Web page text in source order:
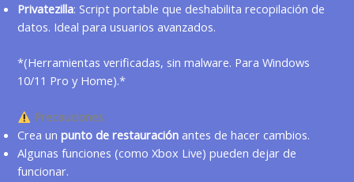
Privatezilla: Script portable que deshabilita recopilación de
datos. Ideal para usuarios avanzados.
*(Herramientas verificadas, sin malware. Para Windows
10/11 Pro y Home).*
Precauciones
Crea unpunto de restauración antes de hacer cambios.
Algunas funciones (como Xbox Live) pueden dejar de
funcionar.